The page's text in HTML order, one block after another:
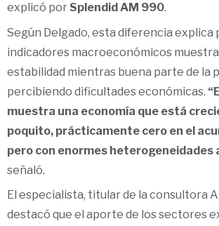
explicó porSplendid AM 990.
Según Delgado, esta diferencia explica
indicadores macroeconómicos
estabilidad mientras buena parte de la
percibiendo dificultades económicas.
muestra una economía que está
poquito, prácticamente cero en el
pero con enormes heterogeneidades
señaló.
El especialista, titular de la consultora
destacó que el aporte de los sectores